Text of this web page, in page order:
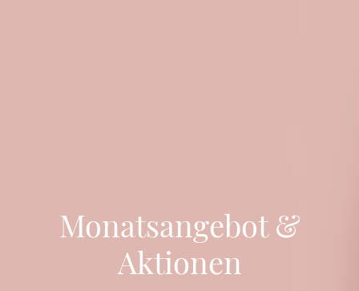
Monatsangebot &
Aktionen